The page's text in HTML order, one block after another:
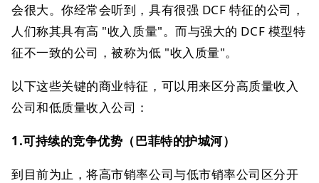
会很大。你经常会听到，具有很强 DCF 特征的公司，
人们称其具有高 "收入质量"。而与强大的 DCF 模型特
征不一致的公司，被称为低 "收入质量"。
以下这些关键的商业特征，可以用来区分高质量收入
公司和低质量收入公司：
1.可持续的竞争优势（巴菲特的护城河）
到目前为止，将高市销率公司与低市销率公司区分开